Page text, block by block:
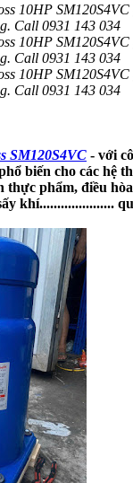
10HP
Call 0931 143 034
10HP
Call 0931 143 034
10HP
Call 0931 143 034
SM120S4VC - với
biến cho các hệ
thực phẩm, điều
khí.....................